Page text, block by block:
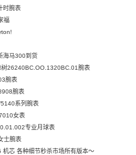
时腕表
福
海马300到货
26240BC.OO.1320BC.01腕表
腕表
腕表
系列腕表
女表
专业月球表
士腕表
芯 各种细节秒杀市场所有版本～